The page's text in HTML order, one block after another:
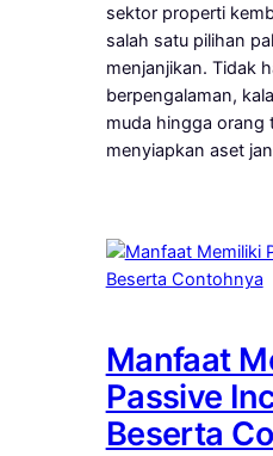
sektor properti
salah satu pilihan
menjanjikan. Tidak
berpengalaman,
muda hingga orang
menyiapkan aset
Manfaat
Passive
Beserta